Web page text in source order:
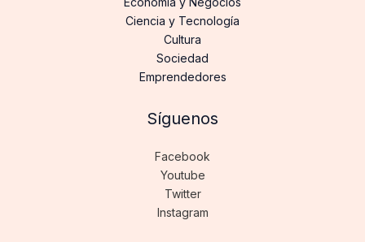
Ciencia y Tecnología
Cultura
Sociedad
Emprendedores
Síguenos
Facebook
Youtube
Twitter
Instagram